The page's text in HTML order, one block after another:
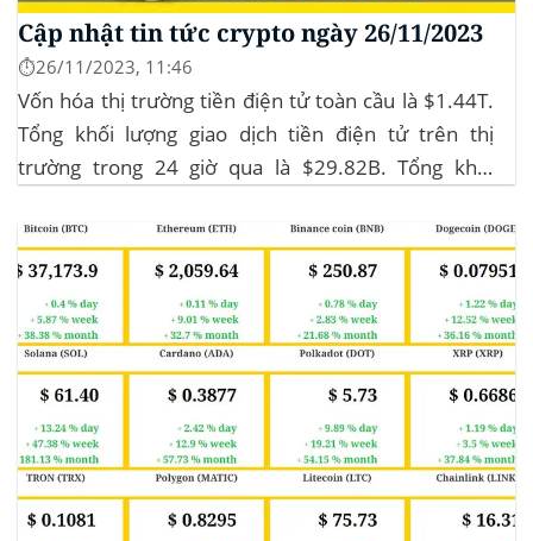
Cập nhật tin tức crypto ngày 26/11/2023
⏱️26/11/2023, 11:46
Vốn hóa thị trường tiền điện tử toàn cầu là $1.44T.
Tổng khối lượng giao dịch tiền điện tử trên thị
trường trong 24 giờ qua là $29.82B. Tổng khối
chiếm 11.77% tổng khối lượng giao dịch tiền điện tử
trong 24 giờ. Khối lượng giao dịch của...